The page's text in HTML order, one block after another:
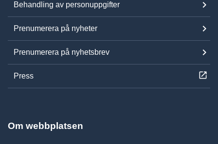
Behandling av personuppgifter
Prenumerera på nyheter
Prenumerera på nyhetsbrev
Press
Om webbplatsen